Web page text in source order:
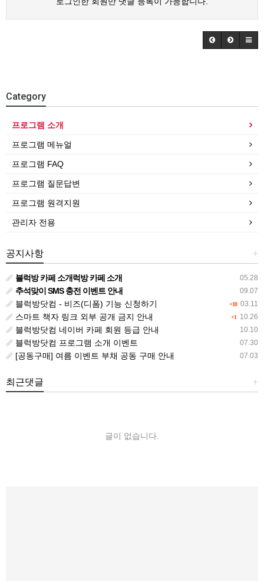
Category
프로그램 소개
프로그램 메뉴얼
프로그램 FAQ
프로그램 질문답변
프로그램 원격지원
관리자 전용
+
공지사항
05.28
블럭방 카페 소개럭방 카페 소개
09.07
추석맞이 SMS 충전 이벤트 안내
+18 03.11
블럭방닷컴 - 비즈(디폼) 기능 신청하기
+1 10.26
스마트 책자 링크 외부 공개 금지 안내
10.10
블럭방닷컴 네이버 카페 회원 등급 안내
07.30
블럭방닷컴 프로그램 소개 이벤트
07.03
[공동구매] 여름 이벤트 부채 공동 구매 안내
+
최근댓글
글이 없습니다.